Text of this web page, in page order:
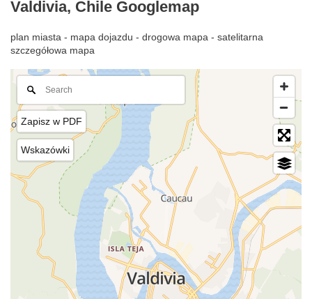
Valdivia, Chile Googlemap
plan miasta - mapa dojazdu - drogowa mapa - satelitarna
szczegółowa mapa
Zapisz w PDF
Wskazówki